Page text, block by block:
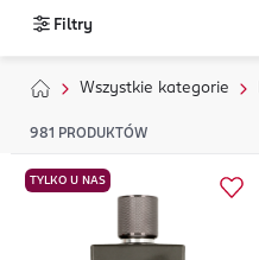
Filtry
Wszystkie kategorie
981 PRODUKTÓW
TYLKO U NAS